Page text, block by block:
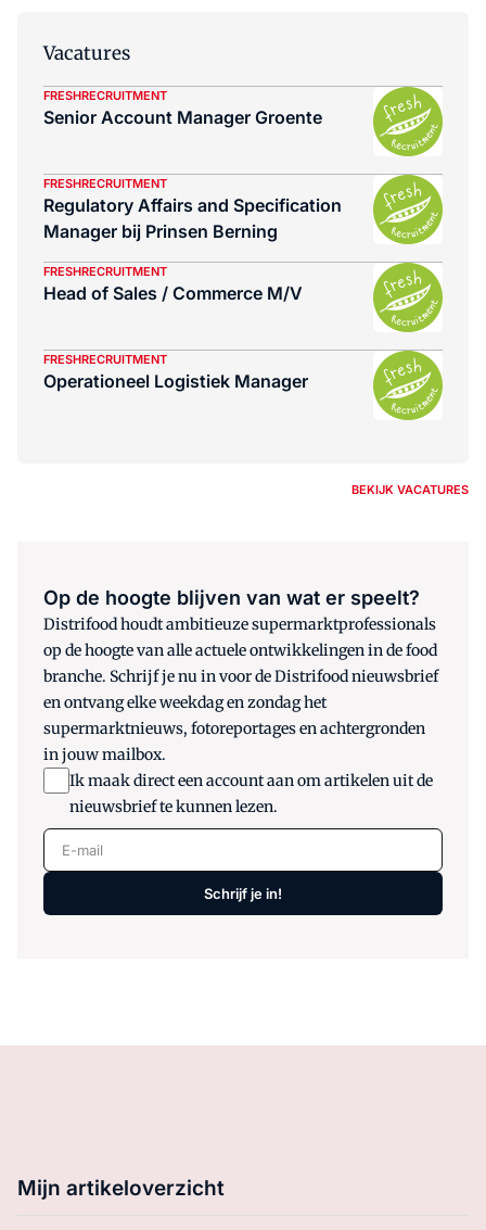
Vacatures
FRESHRECRUITMENT
Senior Account Manager Groente
FRESHRECRUITMENT
Regulatory Affairs and Specification
Manager bij Prinsen Berning
FRESHRECRUITMENT
Head of Sales / Commerce M/V
FRESHRECRUITMENT
Operationeel Logistiek Manager
BEKIJK VACATURES
Op de hoogte blijven van wat er speelt?
Distrifood houdt ambitieuze supermarktprofessionals
op de hoogte van alle actuele ontwikkelingen in de food
branche. Schrijf je nu in voor de Distrifood nieuwsbrief
en ontvang elke weekdag en zondag het
supermarktnieuws, fotoreportages en achtergronden
in jouw mailbox.
Ik maak direct een account aan om artikelen uit de
nieuwsbrief te kunnen lezen.
E-mail
Schrijf je in!
Mijn artikeloverzicht